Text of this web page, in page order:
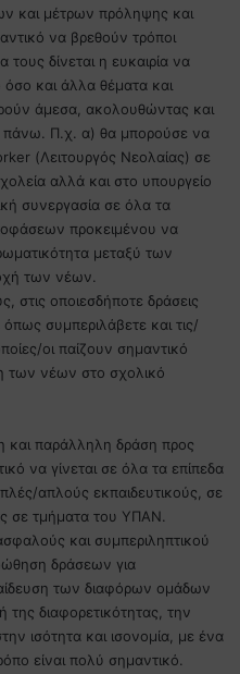
και μέτρων πρόληψης και
να βρεθούν τρόποι
τους δίνεται η ευκαιρία να
και άλλα θέματα και
άμεσα, ακολουθώντας και
πάνω. Π.χ. α) θα μπορούσε να
(Λειτουργός Νεολαίας) σε
αλλά και στο υπουργείο
συνεργασία σε όλα τα
προκειμένου να
μεταξύ των
των νέων.
στις οποιεσδήποτε δράσεις
συμπεριλάβετε και τις/
οι παίζουν σημαντικό
των νέων στο σχολικό
και παράλληλη δράση προς
να γίνεται σε όλα τα επίπεδα
απλούς εκπαιδευτικούς, σε
σε τμήματα του ΥΠΑΝ.
και συμπεριληπτικού
δράσεων για
των διαφόρων ομάδων
διαφορετικότητας, την
ισότητα και ισονομία, με ένα
είναι πολύ σημαντικό.